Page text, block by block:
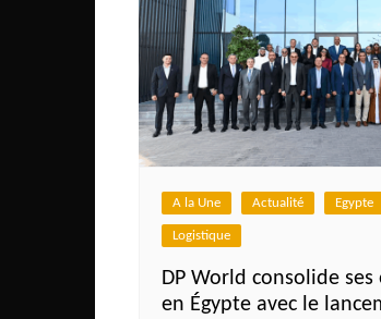
A la Une Actualité Egypte
Logistique
DP World consolide
en Égypte avec le